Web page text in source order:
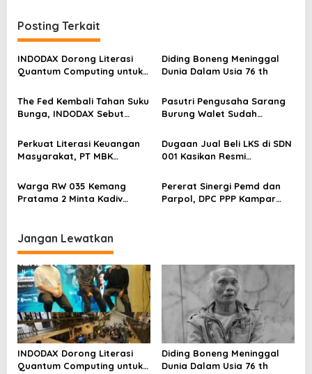
a
s
i
o
s
Posting Terkait
INDODAX Dorong Literasi
Quantum Computing untuk
Blockchain
Diding Boneng Meninggal
Dunia Dalam Usia 76 th
The Fed Kembali Tahan Suku
Bunga, INDODAX Sebut
Sentimen Pasar
Pasutri Pengusaha Sarang
Burung Walet Sudah
Pelapor Desak Polda Jambi
Segera Lakukan Penahanan
Perkuat Literasi Keuangan
Masyarakat, PT MBK
Karpet Masjid di Pakuhaji
Dugaan Jual Beli LKS di SDN
001 Kasikan Resmi
Kampar, Pemred – Pimum
Metroterkini.id Desak Usut
Kasus Ini
Warga RW 035 Kemang
Pratama 2 Minta Kadiv
Metro Bekasi Kota
Pererat Sinergi Pemd dan
Parpol, DPC PPP Kampar
Jangan Lewatkan
INDODAX Dorong Literasi
Quantum Computing untuk
Diding Boneng Meninggal
Dunia Dalam Usia 76 th